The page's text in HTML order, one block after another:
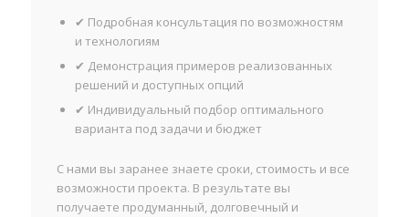
✔ Подробная консультация по возможностям
и технологиям
✔ Демонстрация примеров реализованных
решений и доступных опций
✔ Индивидуальный подбор оптимального
варианта под задачи и бюджет
С нами вы заранее знаете сроки, стоимость и все
возможности проекта. В результате вы
получаете продуманный, долговечный и